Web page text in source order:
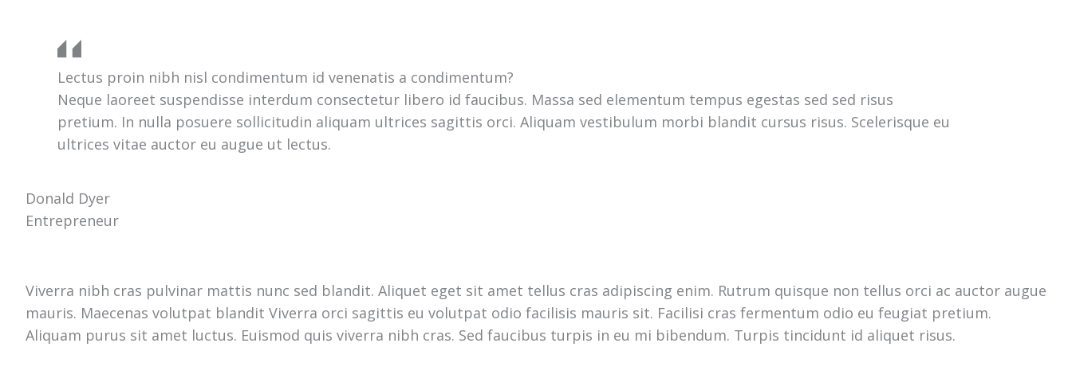
Lectus proin nibh nisl condimentum id venenatis a condimentum?
Neque laoreet suspendisse interdum consectetur libero id faucibus. Massa sed elementum tempus egestas sed sed risus
pretium. In nulla posuere sollicitudin aliquam ultrices sagittis orci. Aliquam vestibulum morbi blandit cursus risus. Scelerisque eu
ultrices vitae auctor eu augue ut lectus.
Donald Dyer
Entrepreneur
Viverra nibh cras pulvinar mattis nunc sed blandit. Aliquet eget sit amet tellus cras adipiscing enim. Rutrum quisque non tellus orci ac auctor augue
mauris. Maecenas volutpat blandit Viverra orci sagittis eu volutpat odio facilisis mauris sit. Facilisi cras fermentum odio eu feugiat pretium.
Aliquam purus sit amet luctus. Euismod quis viverra nibh cras. Sed faucibus turpis in eu mi bibendum. Turpis tincidunt id aliquet risus.